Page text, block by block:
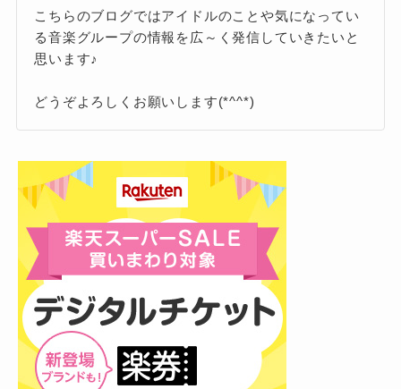
とくにSnow Manのように全体の平均身長が高い
グループとなると、よりその差が目立つ形にな
蓮さんが185cm、岩本照さんが182cmと
続き、170cm台後半のメンバーも複数。
必然的にさっくんの「小柄さ」が際立つ
のです。
一般的には？
なっちー
つまり2人の間には顔一つ分以上
身長差を活かした2人のポーズ！
このコンビはファンの間で「さくラウ」の愛称
で親しまれ、ライブやテレビ番組でもたびたび
いじられる人気の組み合わせ。
特におそ松さんの舞台版や楽曲「ブラザービー
ト」のパフォーマンスでは、身長差を活かした
掛け合いやポーズが話題を呼びました。
こちらのブログではアイドルのことや気になってい
る音楽グループの情報を広～く発信していきたいと
思います♪
どうぞよろしくお願いします(*^^*)